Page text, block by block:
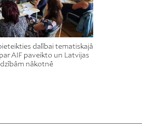
dalībai tematiskajā
AIF paveikto un Latvijas
nākotnē